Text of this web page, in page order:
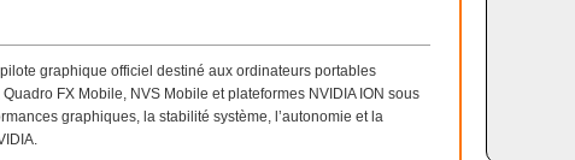
graphique officiel destiné aux ordinateurs portables
FX Mobile, NVS Mobile et plateformes NVIDIA ION sous
graphiques, la stabilité système, l’autonomie et la